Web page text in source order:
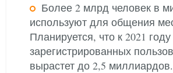
Более 2 млрд человек в
используют для общения
Планируется, что к 2021
зарегистрированных
вырастет до 2,5 миллиардов.